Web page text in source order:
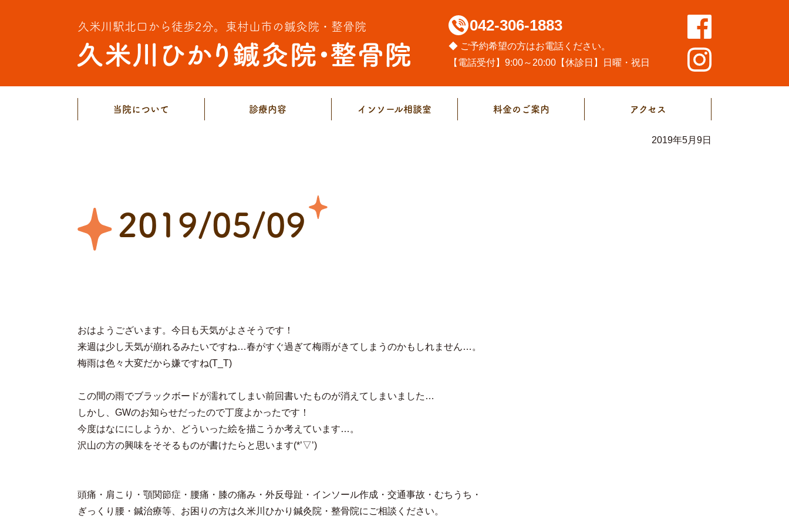
久米川駅北口から徒歩2分。 東村山市の鍼灸院・整骨院 042-306-1883
◆ ご予約希望の方はお電話ください。
【電話受付】9:00～20:00【休診日】日曜・祝日
当院について 診療内容 インソール相談室 料金のご案内 アクセス
2019年5月9日
2019/05/09
おはようございます。今日も天気がよさそうです！
来週は少し天気が崩れるみたいですね…春がすぐ過ぎて梅雨がきてしまうのかもしれません…。
梅雨は色々大変だから嫌ですね(T_T)
この間の雨でブラックボードが濡れてしまい前回書いたものが消えてしまいました…
しかし、GWのお知らせだったので丁度よかったです！
今度はなににしようか、どういった絵を描こうか考えています…。
沢山の方の興味をそそるものが書けたらと思います(*’▽’)
頭痛・肩こり・顎関節症・腰痛・膝の痛み・外反母趾・インソール作成・交通事故・むちうち・
ぎっくり腰・鍼治療等、お困りの方は久米川ひかり鍼灸院・整骨院にご相談ください。